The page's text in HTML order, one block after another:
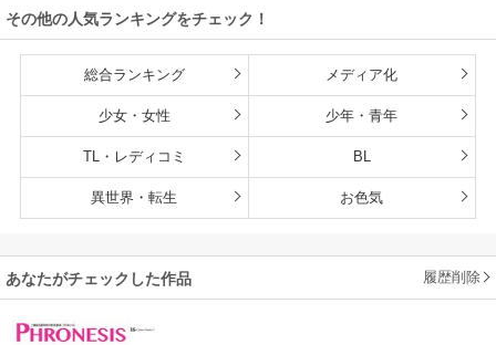
その他の人気ランキングをチェック！
総合ランキング メディア化
少女・女性 少年・青年
TL・レディコミ BL
異世界・転生 お色気
あなたがチェックした作品 履歴削除